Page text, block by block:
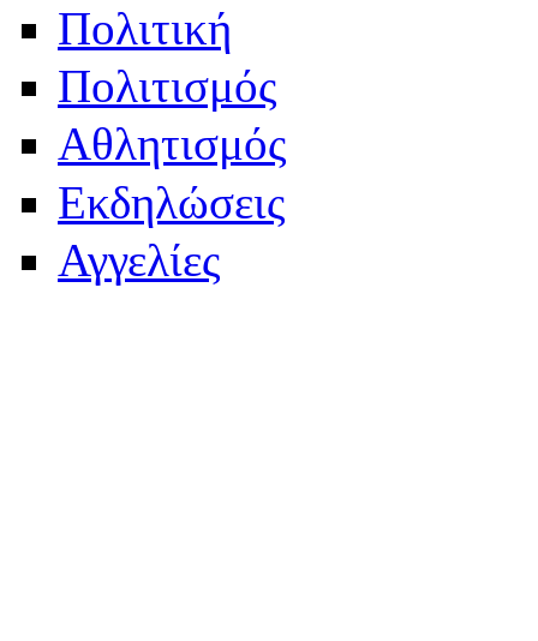
Πολιτική
Πολιτισμός
Αθλητισμός
Εκδηλώσεις
Αγγελίες